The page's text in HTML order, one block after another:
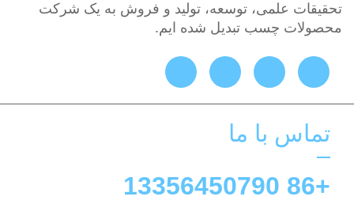
تحقیقات علمی، توسعه، تولید و فروش به یک شرکت
محصولات چسب تبدیل شده ایم.
تماس با ما
+86 13356450790